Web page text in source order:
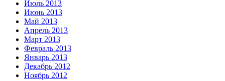
Июль 2013
Июнь 2013
Май 2013
Апрель 2013
Март 2013
Февраль 2013
Январь 2013
Декабрь 2012
Ноябрь 2012